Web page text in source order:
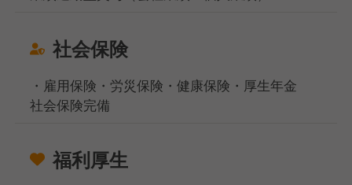
社会保険
・雇用保険・労災保険・健康保険・厚生年金
社会保険完備
福利厚生